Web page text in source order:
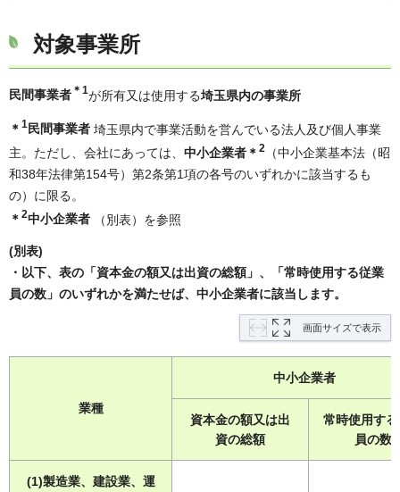
対象事業所
民間事業者 ＊1が所有又は使用する埼玉県内の事業所
＊ 1 民間事業者 埼玉県内で事業活動を営んでいる法人及び個人事業
主。ただし、会社にあっては、 中小企業者＊ 2
（中小企業基本法（昭
和38年法律第154号）第2条第1項の各号のいずれかに該当するも
の）に限る。
＊ 2中小企業者 （別表）を参照
(別表)
・以下、表の「資本金の額又は出資の総額」、「常時使用する従業
員の数」のいずれかを満たせば、中小企業者に該当します。
画面サイズで表示
業種
中小企業者
資本金の額又は出
資の総額
常時使用す
員の数
(1)製造業、建設業、運